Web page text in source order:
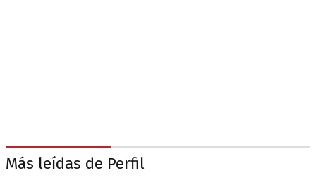
Más leídas de Perfil